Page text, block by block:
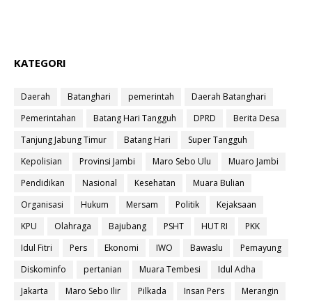
KATEGORI
Daerah Batanghari pemerintah
Daerah Batanghari
Pemerintahan
Batang Hari Tangguh DPRD
Berita Desa
Tanjung Jabung Timur
Batang Hari
Super Tangguh
Kepolisian
Provinsi Jambi Maro Sebo Ulu
Muaro Jambi
Pendidikan
Nasional Kesehatan
Muara Bulian
Organisasi
Hukum Mersam Politik
Kejaksaan
KPU
Olahraga Bajubang PSHT HUT RI
PKK
Idul Fitri
Pers Ekonomi IWO Bawaslu
Pemayung
Diskominfo
pertanian Muara Tembesi
Idul Adha
Jakarta
Maro Sebo Ilir Pilkada Insan Pers
Merangin